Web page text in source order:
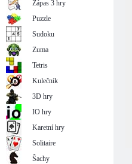
Zápas 3 hry
Puzzle
Sudoku
Zuma
Tetris
Kulečník
3D hry
IO hry
Karetní hry
Solitaire
Šachy